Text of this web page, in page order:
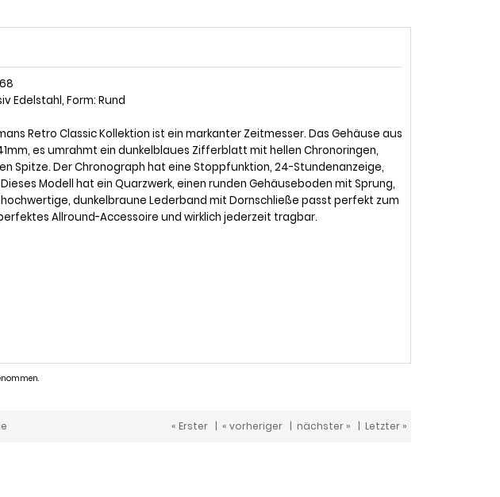
Edelstahl, Form: Rund
Retro Classic Kollektion ist ein markanter Zeitmesser. Das Gehäuse aus
es umrahmt ein dunkelblaues Zifferblatt mit hellen Chronoringen,
Spitze. Der Chronograph hat eine Stoppfunktion, 24-Stundenanzeige,
Modell hat ein Quarzwerk, einen runden Gehäuseboden mit Sprung,
dunkelbraune Lederband mit Dornschließe passt perfekt zum
Allround-Accessoire und wirklich jederzeit tragbar.
« Erster | « vorheriger | nächster » | Letzter »